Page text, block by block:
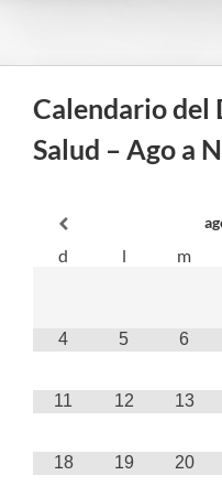
Calendario del
Salud – Ago a
d l m
4 5 6
11 12 13
18 19 20